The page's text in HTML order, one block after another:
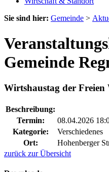
Sie sind hier: Gemeinde >
Gemeinde
Wirtshaustag der Freien
Beschreibung:
Termin:
08.04.2026
Kategorie:
Verschiedenes
Ort:
Hohenberger
zurück zur Übersicht